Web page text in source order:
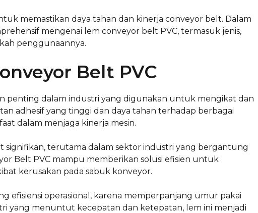
memastikan daya tahan dan kinerja conveyor belt. Dalam
mengenai lem conveyor belt PVC, termasuk jenis,
penggunaannya.
Belt PVC
penting dalam industri yang digunakan untuk mengikat dan
adhesif yang tinggi dan daya tahan terhadap berbagai
dalam menjaga kinerja mesin.
signifikan, terutama dalam sektor industri yang bergantung
Belt PVC mampu memberikan solusi efisien untuk
kerusakan pada sabuk konveyor.
efisiensi operasional, karena memperpanjang umur pakai
yang menuntut kecepatan dan ketepatan, lem ini menjadi